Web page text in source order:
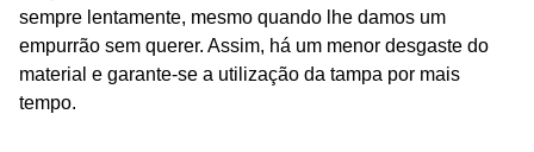
sempre lentamente, mesmo quando lhe damos um
empurrão sem querer. Assim, há um menor desgaste do
material e garante-se a utilização da tampa por mais
tempo.